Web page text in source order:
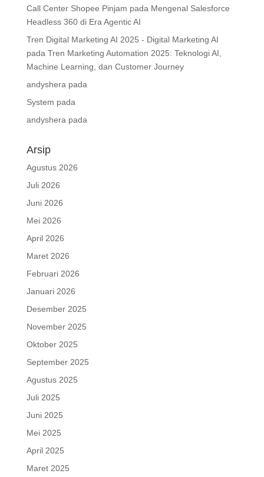
Call Center Shopee Pinjam pada Mengenal Salesforce
Headless 360 di Era Agentic AI
Tren Digital Marketing AI 2025 - Digital Marketing AI
pada Tren Marketing Automation 2025: Teknologi AI,
Machine Learning, dan Customer Journey
andyshera pada
System pada
andyshera pada
Arsip
Agustus 2026
Juli 2026
Juni 2026
Mei 2026
April 2026
Maret 2026
Februari 2026
Januari 2026
Desember 2025
November 2025
Oktober 2025
September 2025
Agustus 2025
Juli 2025
Juni 2025
Mei 2025
April 2025
Maret 2025